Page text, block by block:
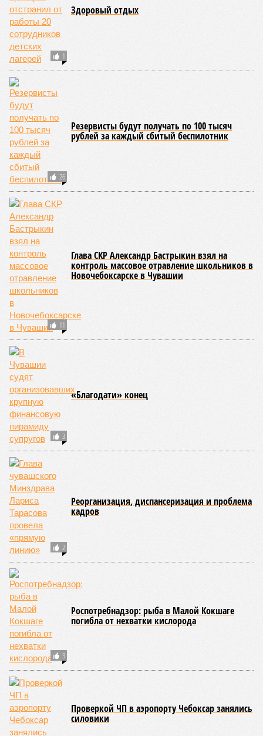
1
Здоровый отдых
26
Резервисты будут получать по 100 тысяч
рублей за каждый сбитый беспилотник
11
Глава СКР Александр Бастрыкин взял на
контроль массовое отравление школьников в
Новочебоксарске в Чувашии
3
«Благодати» конец
2
Реорганизация, диспансеризация и проблема
кадров
3
Роспотребнадзор: рыба в Малой Кокшаге
погибла от нехватки кислорода
Проверкой ЧП в аэропорту Чебоксар занялись
силовики